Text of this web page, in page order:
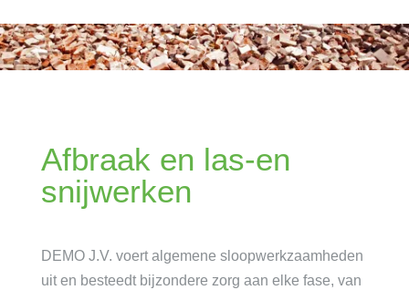
Afbraak en las-en
snijwerken
DEMO J.V. voert algemene sloopwerkzaamheden
uit en besteedt bijzondere zorg aan elke fase, van